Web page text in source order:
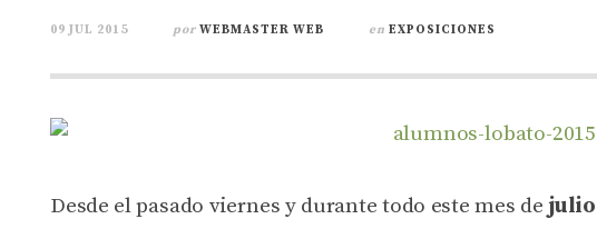
09 JUL 2015 por WEBMASTER WEB en EXPOSICIONES
Desde el pasado viernes y durante todo este mes de julio